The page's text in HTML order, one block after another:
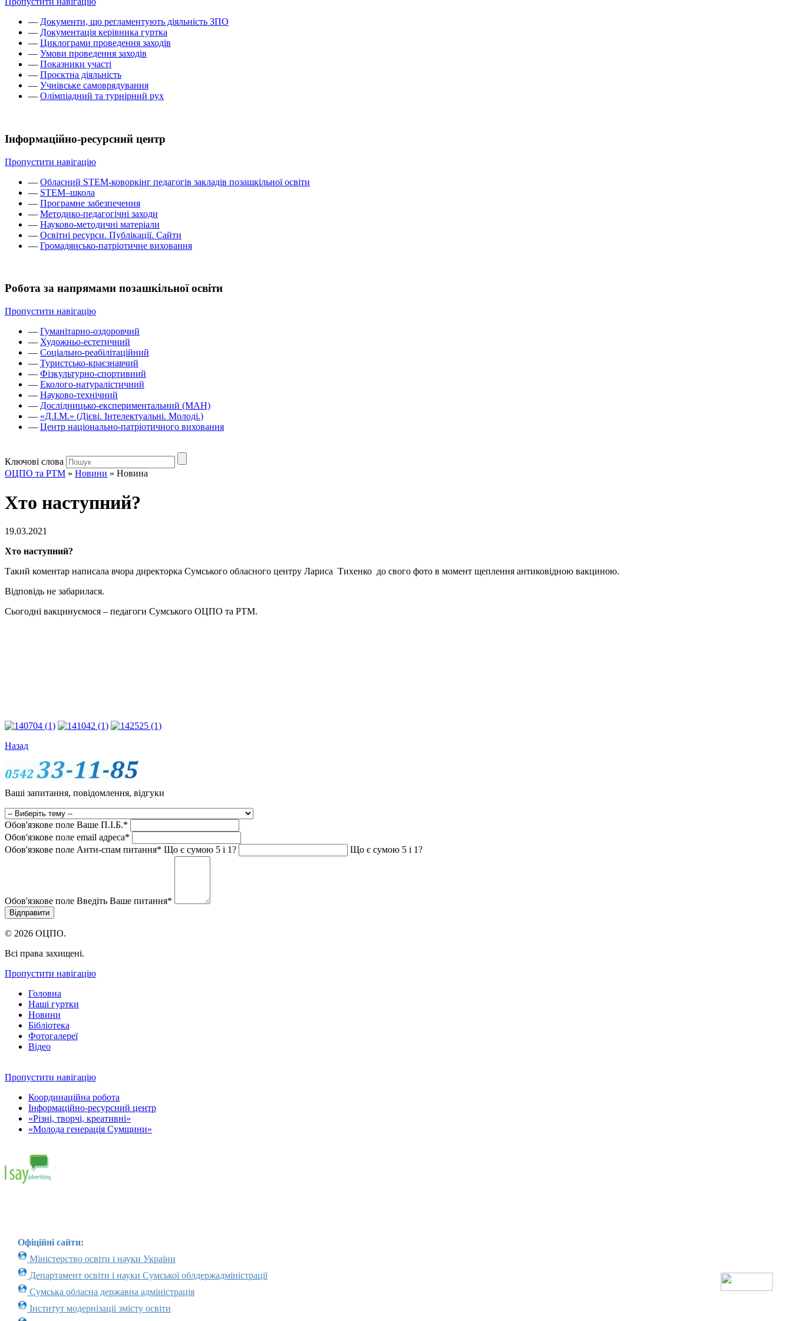
— Документи, що регламентують діяльність ЗПО
— Документація керівника гуртка
— Циклограми проведення заходів
— Умови проведення заходів
— Показники участі
— Проєктна діяльність
— Учнівське самоврядування
— Олімпіадний та турнірний рух
Інформаційно-ресурсний центр
Пропустити навігацію
— Обласний STEM-коворкінг педагогів закладів позашкільної освіти
— STEM–школа
— Програмне забезпечення
— Методико-педагогічні заходи
— Науково-методичні матеріали
— Освітні ресурси. Публікації. Сайти
— Громадянсько-патріотичне виховання
Робота за напрямами позашкільної освіти
Пропустити навігацію
— Гуманітарно-оздоровчий
— Художньо-естетичний
— Соціально-реабілітаційний
— Туристсько-краєзнавчий
— Фізкультурно-спортивний
— Еколого-натуралістичний
— Науково-технічний
— Дослідницько-експериментальний (МАН)
— «Д.І.М.» (Дієві. Інтелектуальні. Молоді.)
— Центр національно-патріотичного виховання
Ключові слова
ОЦПО та РТМ » Новини » Новина
Хто наступний?
19.03.2021
Хто наступний?
Такий коментар написала вчора директорка Сумського обласного центру Лариса Тихенко до свого фото в момент щеплення антиковідною вакциною.
Відповідь не забарилася.
Сьогодні вакцинуємося – педагоги Сумського ОЦПО та РТМ.
Назад
Ваші запитання, повідомлення, відгуки
Обов'язкове поле Ваше П.I.Б.*
Обов'язкове поле email адреса*
Обов'язкове поле Анти-спам питання* Що є сумою 5 і 1? Що є сумою 5 і 1?
Обов'язкове поле Введіть Ваше питання*
© 2026 ОЦПО.
Всі права захищені.
Пропустити навігацію
Головна
Наші гуртки
Новини
Бібліотека
Фотогалереї
Відео
Пропустити навігацію
Координаційна робота
Інформаційно-ресурсний центр
«Різні, творчі, креативні»
«Молода генерація Сумщини»
Офіційні сайти:
Міністерство освіти і науки України
Департамент освіти і науки Сумської облдержадміністрації
Сумська обласна державна адміністрація
Інститут модернізації змісту освіти